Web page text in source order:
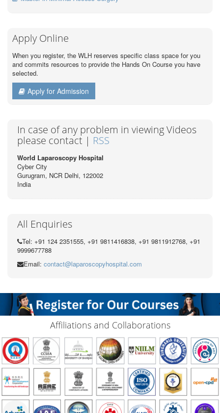
Apply Online
When you register, the WLH reserves specific class space for you
and commits resources to provide the Hands On Course you have
selected.
Apply for Admission
In case of any problem in viewing Videos
please contact | RSS
World Laparoscopy Hospital
Cyber City
Gurugram, NCR Delhi, 122002
India
All Enquiries
Tel: +91 124 2351555, +91 9811416838, +91 9811912768, +91
9999677788
Email: contact@laparoscopyhospital.com
Affiliations and Collaborations